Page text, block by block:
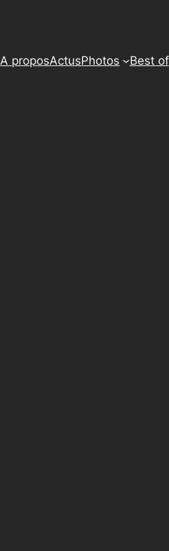
A proposActusPhotos Best of